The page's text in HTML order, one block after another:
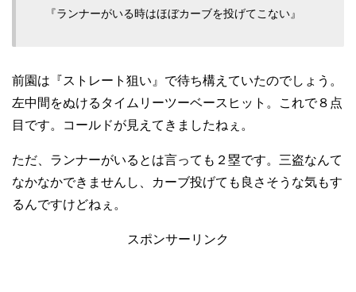
『ランナーがいる時はほぼカーブを投げてこない』
前園は『ストレート狙い』で待ち構えていたのでしょう。
左中間をぬけるタイムリーツーベースヒット。これで８点
目です。コールドが見えてきましたねぇ。
ただ、ランナーがいるとは言っても２塁です。三盗なんて
なかなかできませんし、カーブ投げても良さそうな気もす
るんですけどねぇ。
スポンサーリンク